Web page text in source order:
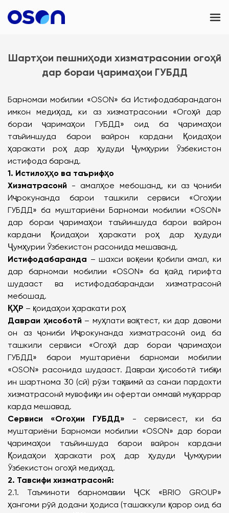
OSON Business
Тамос
UAE
Шартҳои пешниҳоди хизматрасонии огоҳӣ
дар бораи ҷаримаҳои ГУБДД
Барномаи мобилии «OSON» ба Истифодабарандагон
имкон медиҳад, ки аз хизматрасонии «Огоҳӣ дар
бораи ҷаримаҳои ГУБДД» оид ба ҷаримаҳои
таъйиншуда барои вайрон кардани Қоидаҳои
ҳаракати роҳ дар ҳудуди Ҷумҳурии Ӯзбекистон
истифода баранд.
1. Истилоҳҳо ва таърифҳо
Хизматрасонӣ - амалҳое мебошанд, ки аз ҷониби
Иҷрокунанда барои ташкили сервиси «Огоҳии
ГУБДД» ба муштариёни Барномаи мобилии «OSON»
дар бораи ҷаримаҳои таъйиншуда барои вайрон
кардани Қоидаҳои ҳаракати роҳ дар ҳудуди
Ҷумҳурии Ӯзбекистон расонида мешаванд.
Истифодабаранда – шахси воқеии қобили амал, ки
дар барномаи мобилии «OSON» ба қайд гирифта
шудааст ва истифодабарандаи хизматрасонӣ
мебошад.
ҚҲР – қоидаҳои ҳаракати роҳ
Давраи ҳисоботӣ – муҳлати вақтест, ки дар давоми
он аз ҷониби Иҷрокунанда хизматрасонӣ оид ба
ташкили сервиси «Огоҳӣ дар бораи ҷаримаҳои
ГУБДД» барои муштариёни барномаи мобилии
«OSON» расонида шудааст. Давраи ҳисоботӣ тибқи
ин шартнома 30 (сӣ) рӯзи тақвимӣ аз санаи пардохти
хизматрасонӣ мувофиқи ин офертаи оммавӣ муқаррар
карда мешавад.
Сервиси «Огоҳии ГУБДД» - сервисест, ки ба
муштариёни Барномаи мобилии «OSON» дар бораи
ҷаримаҳои таъйиншуда барои вайрон кардани
Қоидаҳои ҳаракати роҳ дар ҳудуди Ҷумҳурии
Ӯзбекистон огоҳӣ медиҳад.
2. Тавсифи хизматрасонӣ:
2.1. Таъминоти барномавии ҶСК «BRIO GROUP»
ҳангоми рӯй додани ҳодиса (ташаккули қарор оид ба